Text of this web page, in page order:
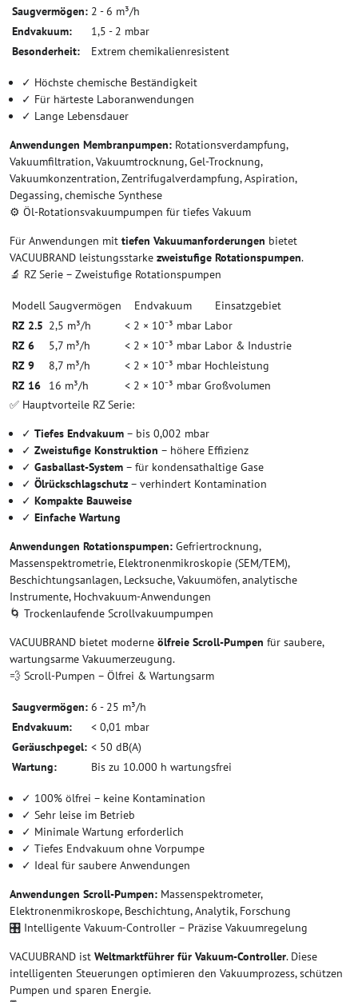
Saugvermögen: 2 - 6 m³/h
Endvakuum:
1,5 - 2 mbar
Besonderheit:
Extrem chemikalienresistent
✓ Höchste chemische Beständigkeit
✓ Für härteste Laboranwendungen
✓ Lange Lebensdauer
Anwendungen Membranpumpen: Rotationsverdampfung,
Vakuumfiltration, Vakuumtrocknung, Gel-Trocknung,
Vakuumkonzentration, Zentrifugalverdampfung, Aspiration,
Degassing, chemische Synthese
⚙️ Öl-Rotationsvakuumpumpen für tiefes Vakuum
Für Anwendungen mit tiefen Vakuumanforderungen bietet
VACUUBRAND leistungsstarke zweistufige Rotationspumpen.
🔬 RZ Serie – Zweistufige Rotationspumpen
Modell Saugvermögen Endvakuum
Einsatzgebiet
RZ 2.5 2,5 m³/h < 2 × 10⁻³ mbar Labor
RZ 6
5,7 m³/h < 2 × 10⁻³ mbar Labor & Industrie
RZ 9
8,7 m³/h < 2 × 10⁻³ mbar Hochleistung
RZ 16
16 m³/h < 2 × 10⁻³ mbar Großvolumen
✅ Hauptvorteile RZ Serie:
✓ Tiefes Endvakuum – bis 0,002 mbar
✓ Zweistufige Konstruktion – höhere Effizienz
✓ Gasballast-System – für kondensathaltige Gase
✓ Ölrückschlagschutz – verhindert Kontamination
✓ Kompakte Bauweise
✓ Einfache Wartung
Anwendungen Rotationspumpen: Gefriertrocknung,
Massenspektrometrie, Elektronenmikroskopie (SEM/TEM),
Beschichtungsanlagen, Lecksuche, Vakuumöfen, analytische
Instrumente, Hochvakuum-Anwendungen
🌀 Trockenlaufende Scrollvakuumpumpen
VACUUBRAND bietet moderne ölfreie Scroll-Pumpen für saubere,
wartungsarme Vakuumerzeugung.
💨 Scroll-Pumpen – Ölfrei & Wartungsarm
Saugvermögen: 6 - 25 m³/h
Endvakuum:
< 0,01 mbar
Geräuschpegel: < 50 dB(A)
Wartung:
Bis zu 10.000 h wartungsfrei
✓ 100% ölfrei – keine Kontamination
✓ Sehr leise im Betrieb
✓ Minimale Wartung erforderlich
✓ Tiefes Endvakuum ohne Vorpumpe
✓ Ideal für saubere Anwendungen
Anwendungen Scroll-Pumpen: Massenspektrometer,
Elektronenmikroskope, Beschichtung, Analytik, Forschung
🎛️ Intelligente Vakuum-Controller – Präzise Vakuumregelung
VACUUBRAND ist Weltmarktführer für Vakuum-Controller. Diese
intelligenten Steuerungen optimieren den Vakuumprozess, schützen
Pumpen und sparen Energie.